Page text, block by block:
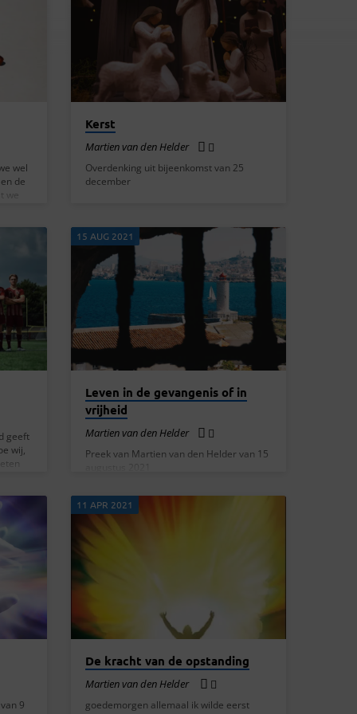
wel
de
Ik
Kerst
Martien van den Helder
Overdenking uit bijeenkomst van 25
december
geeft
wij,
16
gaan
15 AUG 2021
Leven in de gevangenis of in
vrijheid
Martien van den Helder
Preek van Martien van den Helder van 15
9
11 APR 2021
De kracht van de opstanding
Martien van den Helder
goedemorgen allemaal ik wilde eerst